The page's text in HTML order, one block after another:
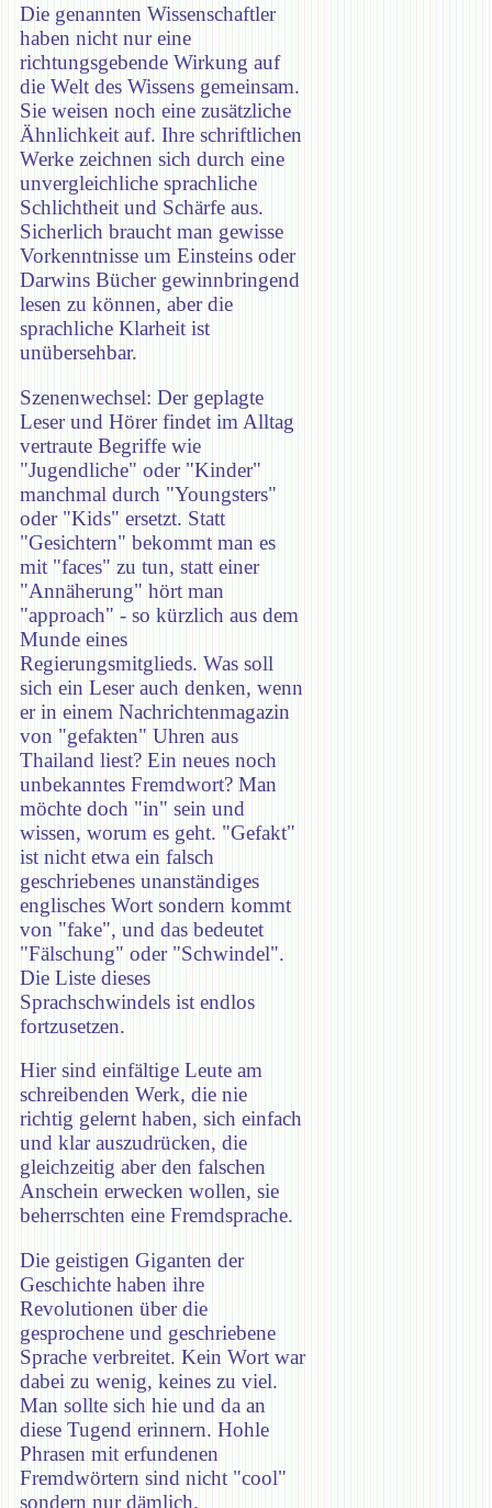
Die genannten Wissenschaftler
haben nicht nur eine
richtungsgebende Wirkung auf
die Welt des Wissens gemeinsam.
Sie weisen noch eine zusätzliche
Ähnlichkeit auf. Ihre schriftlichen
Werke zeichnen sich durch eine
unvergleichliche sprachliche
Schlichtheit und Schärfe aus.
Sicherlich braucht man gewisse
Vorkenntnisse um Einsteins oder
Darwins Bücher gewinnbringend
lesen zu können, aber die
sprachliche Klarheit ist
unübersehbar.
Szenenwechsel: Der geplagte
Leser und Hörer findet im Alltag
vertraute Begriffe wie
"Jugendliche" oder "Kinder"
manchmal durch "Youngsters"
oder "Kids" ersetzt. Statt
"Gesichtern" bekommt man es
mit "faces" zu tun, statt einer
"Annäherung" hört man
"approach" - so kürzlich aus dem
Munde eines
Regierungsmitglieds. Was soll
sich ein Leser auch denken, wenn
er in einem Nachrichtenmagazin
von "gefakten" Uhren aus
Thailand liest? Ein neues noch
unbekanntes Fremdwort? Man
möchte doch "in" sein und
wissen, worum es geht. "Gefakt"
ist nicht etwa ein falsch
geschriebenes unanständiges
englisches Wort sondern kommt
von "fake", und das bedeutet
"Fälschung" oder "Schwindel".
Die Liste dieses
Sprachschwindels ist endlos
fortzusetzen.
Hier sind einfältige Leute am
schreibenden Werk, die nie
richtig gelernt haben, sich einfach
und klar auszudrücken, die
gleichzeitig aber den falschen
Anschein erwecken wollen, sie
beherrschten eine Fremdsprache.
Die geistigen Giganten der
Geschichte haben ihre
Revolutionen über die
gesprochene und geschriebene
Sprache verbreitet. Kein Wort war
dabei zu wenig, keines zu viel.
Man sollte sich hie und da an
diese Tugend erinnern. Hohle
Phrasen mit erfundenen
Fremdwörtern sind nicht "cool"
sondern nur dämlich.